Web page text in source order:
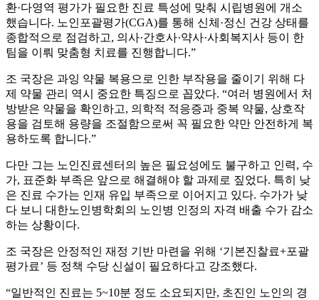
환·다영역 평가가 필요한 진료 특성에 맞춰 시립병원에 개소
했습니다. 노인포괄평가(CGA)를 통해 신체·정신 건강 상태를
종합적으로 점검하고, 의사·간호사·약사·사회복지사 등이 한
팀을 이뤄 맞춤형 치료를 진행합니다.”
조 국장은 과잉 약물 복용으로 인한 부작용을 줄이기 위해 다
제 약물 관리 역시 중요한 특징으로 꼽았다. “여러 병원에서 처
방받은 약물을 확인하고, 의학적 적응증과 중복 약물, 상호작
용을 검토해 용량을 조절함으로써 꼭 필요한 약만 안전하게 복
용하도록 합니다.”
다만 그는 노인진료센터의 높은 필요성에도 불구하고 인력, 수
가, 표준화 부족은 앞으로 해결해야 할 과제로 짚었다. 특히 낮
은 진료 수가는 인재 유입 부족으로 이어지고 있다. 수가가 낮
다 보니 대한노인병학회의 노인병 인정의 자격 배출 수가 감소
하는 상황이다.
조 국장은 안정적인 재정 기반 마련을 위해 ‘기본진찰료+포괄
평가료’ 등 정책 수당 신설이 필요하다고 강조했다.
“일반적인 진료는 5~10분 정도 소요되지만, 초진인 노인의 경